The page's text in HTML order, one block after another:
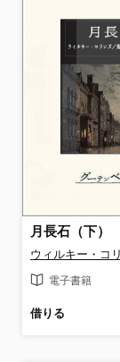
月長石（下）
ウィルキー・コ
電子書籍
借りる